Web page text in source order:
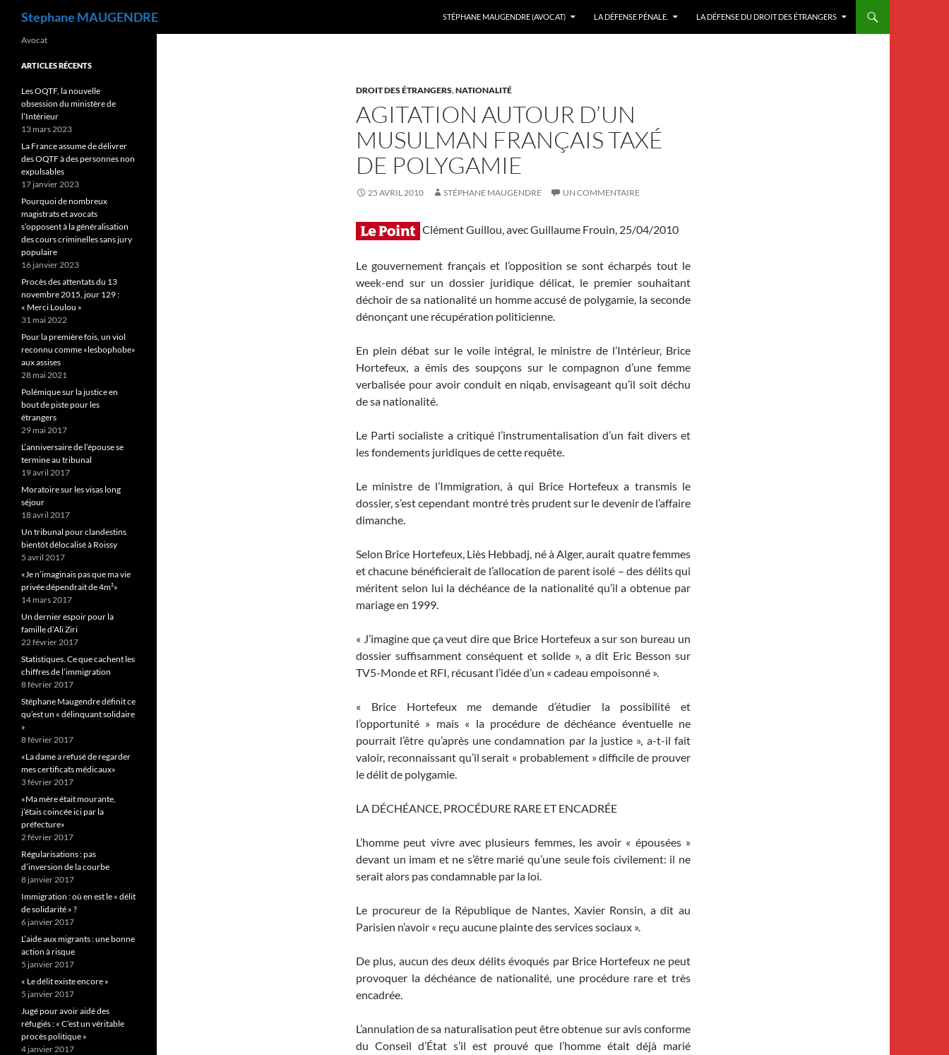
Stephane MAUGENDRE
STÉPHANE MAUGENDRE (AVOCAT)
LA DÉFENSE PÉNALE. LA DÉFENSE DU DROIT DES ÉTRANGERS
DROIT DES ÉTRANGERS,NATIONALITÉ
AGITATION AUTOUR D’UN
MUSULMAN FRANÇAIS TAXÉ
DE POLYGAMIE
25 AVRIL 2010 STÉPHANE MAUGENDRE UN COMMENTAIRE
Clément Guillou, avec Guillaume Frouin, 25/04/2010
Le gouvernement français et l’opposition se sont écharpés tout le
week-end sur un dossier juridique délicat, le premier souhaitant
déchoir de sa nationalité un homme accusé de polygamie, la seconde
dénonçant une récupération politicienne.
En plein débat sur le voile intégral, le ministre de l’Intérieur, Brice
Hortefeux, a émis des soupçons sur le compagnon d’une femme
verbalisée pour avoir conduit en niqab, envisageant qu’il soit déchu
de sa nationalité.
Le Parti socialiste a critiqué l’instrumentalisation d’un fait divers et
les fondements juridiques de cette requête.
Le ministre de l’Immigration, à qui Brice Hortefeux a transmis le
dossier, s’est cependant montré très prudent sur le devenir de l’affaire
dimanche.
Selon Brice Hortefeux, Liès Hebbadj, né à Alger, aurait quatre femmes
et chacune bénéficierait de l’allocation de parent isolé – des délits qui
méritent selon lui la déchéance de la nationalité qu’il a obtenue par
mariage en 1999.
« J’imagine que ça veut dire que Brice Hortefeux a sur son bureau un
dossier suffisamment conséquent et solide », a dit Eric Besson sur
TV5-Monde et RFI, récusant l’idée d’un « cadeau empoisonné ».
« Brice Hortefeux me demande d’étudier la possibilité et
l’opportunité » mais « la procédure de déchéance éventuelle ne
pourrait l’être qu’après une condamnation par la justice », a-t-il fait
valoir, reconnaissant qu’il serait « probablement » difficile de prouver
le délit de polygamie.
LA DÉCHÉANCE, PROCÉDURE RARE ET ENCADRÉE
L’homme peut vivre avec plusieurs femmes, les avoir « épousées »
devant un imam et ne s’être marié qu’une seule fois civilement: il ne
serait alors pas condamnable par la loi.
Le procureur de la République de Nantes, Xavier Ronsin, a dit au
Parisien n’avoir « reçu aucune plainte des services sociaux ».
De plus, aucun des deux délits évoqués par Brice Hortefeux ne peut
provoquer la déchéance de nationalité, une procédure rare et très
encadrée.
L’annulation de sa naturalisation peut être obtenue sur avis conforme
du Conseil d’État s’il est prouvé que l’homme était déjà marié
Avocat
ARTICLES RÉCENTS
Les OQTF, la nouvelle
obsession du ministère de
l’Intérieur
13 mars 2023
La France assume de délivrer
des OQTF à des personnes non
expulsables
17 janvier 2023
Pourquoi de nombreux
magistrats et avocats
s’opposent à la généralisation
des cours criminelles sans jury
populaire
16 janvier 2023
Procès des attentats du 13
novembre 2015, jour 129 :
« Merci Loulou »
31 mai 2022
Pour la première fois, un viol
reconnu comme «lesbophobe»
aux assises
28 mai 2021
Polémique sur la justice en
bout de piste pour les
étrangers
29 mai 2017
L’anniversaire de l’épouse se
termine au tribunal
19 avril 2017
Moratoire sur les visas long
séjour
18 avril 2017
Un tribunal pour clandestins
bientôt délocalisé à Roissy
5 avril 2017
«Je n’imaginais pas que ma vie
privée dépendrait de 4m²»
14 mars 2017
Un dernier espoir pour la
famille d’Ali Ziri
22 février 2017
Statistiques. Ce que cachent les
chiffres de l’immigration
8 février 2017
Stéphane Maugendre définit ce
qu’est un « délinquant solidaire
»
8 février 2017
«La dame a refusé de regarder
mes certificats médicaux»
3 février 2017
«Ma mère était mourante,
j’étais coincée ici par la
préfecture»
2 février 2017
Régularisations : pas
d’inversion de la courbe
8 janvier 2017
Immigration : où en est le « délit
de solidarité » ?
6 janvier 2017
L’aide aux migrants : une bonne
action à risque
5 janvier 2017
« Le délit existe encore »
5 janvier 2017
Jugé pour avoir aidé des
réfugiés : « C’est un véritable
procès politique »
4 janvier 2017